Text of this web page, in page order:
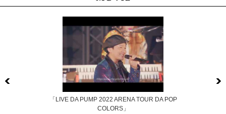
「LIVE DA PUMP 2022 ARENA TOUR DA POP
COLORS」